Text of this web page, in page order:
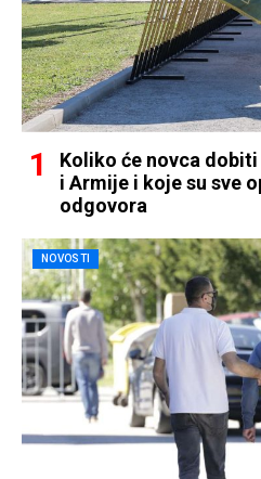
Koliko će novca
i Armije i koje su sve
odgovora
NOVOSTI